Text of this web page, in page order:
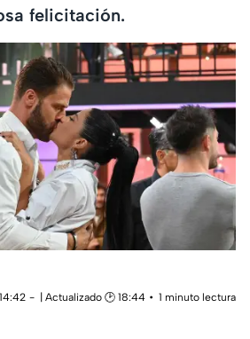
felicitación.
| Actualizado 🕑 18:44
1 minuto lectura